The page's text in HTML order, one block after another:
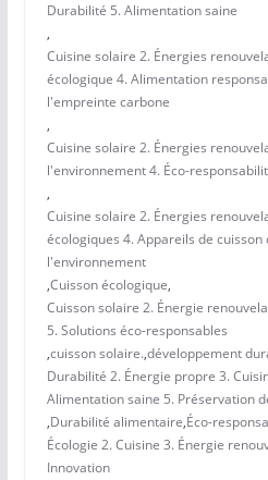
Durabilité 5. Alimentation saine
,
Cuisine solaire 2. Énergies
écologique 4. Alimentation
l'empreinte carbone
,
Cuisine solaire 2. Énergies
l'environnement 4. Éco-
,
Cuisine solaire 2. Énergies
écologiques 4. Appareils de
l'environnement
,Cuisson écologique,
Cuisson solaire 2. Énergie
5. Solutions éco-responsables
,cuisson solaire.,développement
Durabilité 2. Énergie propre 3.
Alimentation saine 5. Préservation
,Durabilité alimentaire,Éco-
Écologie 2. Cuisine 3. Énergie
Innovation